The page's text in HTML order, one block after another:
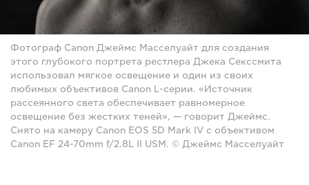
Фотограф Canon Джеймс Масселуайт для создания
этого глубокого портрета рестлера Джека Секссмита
использовал мягкое освещение и один из своих
любимых объективов Canon L-серии. «Источник
рассеянного света обеспечивает равномерное
освещение без жестких теней», — говорит Джеймс.
Снято на камеру Canon EOS 5D Mark IV с объективом
Canon EF 24-70mm f/2.8L II USM. © Джеймс Масселуайт